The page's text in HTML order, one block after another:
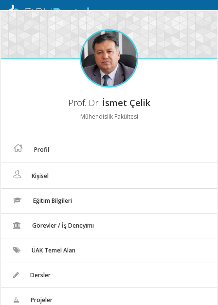
Mobil
Prof. Dr. İsmet Çelik
Mühendislik Fakültesi
Profil
Kişisel
Eğitim Bilgileri
Görevler / İş Deneyimi
ÜAK Temel Alan
Dersler
Projeler